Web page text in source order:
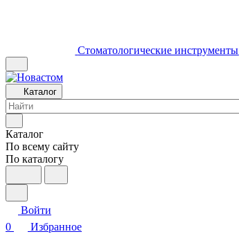
Стоматологические инструменты
Каталог
Каталог
По всему сайту
По каталогу
Войти
0
Избранное